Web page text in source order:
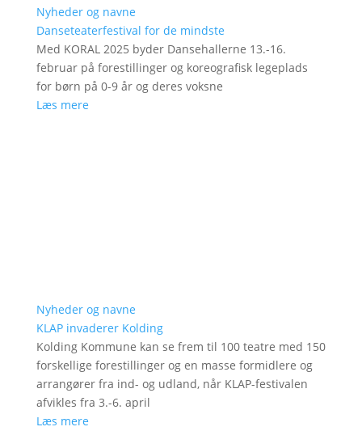
Nyheder og navne
Danseteaterfestival for de mindste
Med KORAL 2025 byder Dansehallerne 13.-16.
februar på forestillinger og koreografisk legeplads
for børn på 0-9 år og deres voksne
Læs mere
Nyheder og navne
KLAP invaderer Kolding
Kolding Kommune kan se frem til 100 teatre med 150
forskellige forestillinger og en masse formidlere og
arrangører fra ind- og udland, når KLAP-festivalen
afvikles fra 3.-6. april
Læs mere